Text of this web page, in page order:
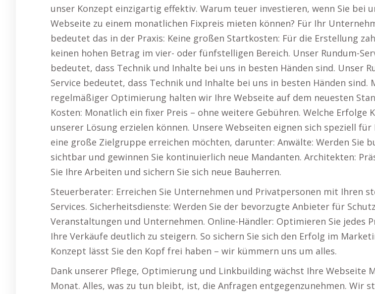
unser Konzept einzigartig effektiv. Warum teuer investieren, wenn Sie bei
Webseite zu einem monatlichen Fixpreis mieten können? Für Ihr
bedeutet das in der Praxis: Keine großen Startkosten: Für die Erstellung
keinen hohen Betrag im vier- oder fünfstelligen Bereich. Unser Rundum-
bedeutet, dass Technik und Inhalte bei uns in besten Händen sind. Unser
Service bedeutet, dass Technik und Inhalte bei uns in besten Händen sind.
regelmäßiger Optimierung halten wir Ihre Webseite auf dem neuesten
Kosten: Monatlich ein fixer Preis – ohne weitere Gebühren. Welche Erfolge
unserer Lösung erzielen können. Unsere Webseiten eignen sich speziell für
eine große Zielgruppe erreichen möchten, darunter: Anwälte: Werden Sie
sichtbar und gewinnen Sie kontinuierlich neue Mandanten. Architekten:
Sie Ihre Arbeiten und sichern Sie sich neue Bauherren.
Steuerberater: Erreichen Sie Unternehmen und Privatpersonen mit Ihren
Services. Sicherheitsdienste: Werden Sie der bevorzugte Anbieter für
Veranstaltungen und Unternehmen. Online-Händler: Optimieren Sie jedes
Ihre Verkäufe deutlich zu steigern. So sichern Sie sich den Erfolg im
Konzept lässt Sie den Kopf frei haben – wir kümmern uns um alles.
Dank unserer Pflege, Optimierung und Linkbuilding wächst Ihre Webseite
Monat. Alles, was zu tun bleibt, ist, die Anfragen entgegenzunehmen. Wir